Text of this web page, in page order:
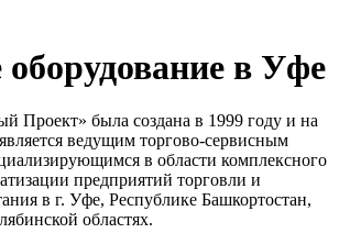
оборудование в Уфе
Проект» была создана в 1999 году и на
ведущим торгово-сервисным
в области комплексного
предприятий торговли и
в г. Уфе, Республике Башкортостан,
областях.